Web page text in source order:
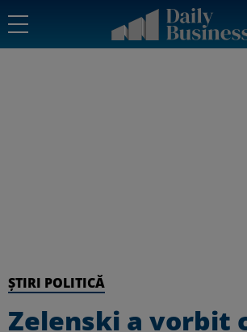
ȘTIRI POLITICĂ
Zelenski a vorbit